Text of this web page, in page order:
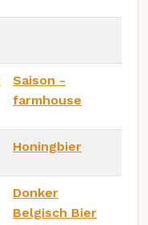
Saison -
farmhouse
Honingbier
Donker
Belgisch Bier